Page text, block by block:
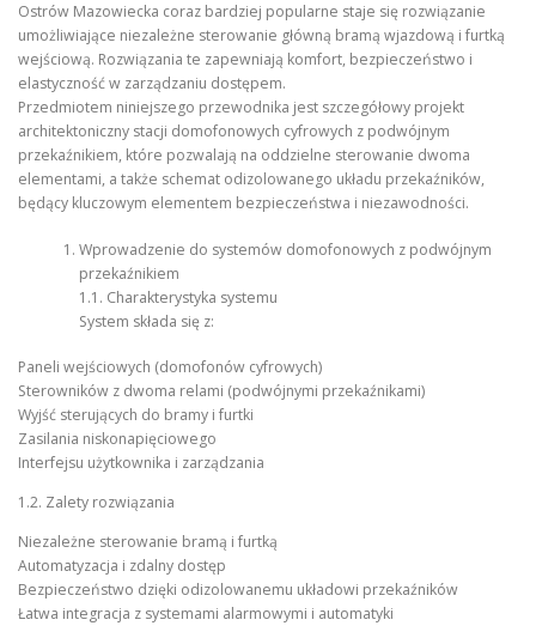
Ostrów Mazowiecka coraz bardziej popularne staje się rozwiązanie
umożliwiające niezależne sterowanie główną bramą wjazdową i furtką
wejściową. Rozwiązania te zapewniają komfort, bezpieczeństwo i
elastyczność w zarządzaniu dostępem.
Przedmiotem niniejszego przewodnika jest szczegółowy projekt
architektoniczny stacji domofonowych cyfrowych z podwójnym
przekaźnikiem, które pozwalają na oddzielne sterowanie dwoma
elementami, a także schemat odizolowanego układu przekaźników,
będący kluczowym elementem bezpieczeństwa i niezawodności.
Wprowadzenie do systemów domofonowych z podwójnym
przekaźnikiem
1.1. Charakterystyka systemu
System składa się z:
Paneli wejściowych (domofonów cyfrowych)
Sterowników z dwoma relami (podwójnymi przekaźnikami)
Wyjść sterujących do bramy i furtki
Zasilania niskonapięciowego
Interfejsu użytkownika i zarządzania
1.2. Zalety rozwiązania
Niezależne sterowanie bramą i furtką
Automatyzacja i zdalny dostęp
Bezpieczeństwo dzięki odizolowanemu układowi przekaźników
Łatwa integracja z systemami alarmowymi i automatyki